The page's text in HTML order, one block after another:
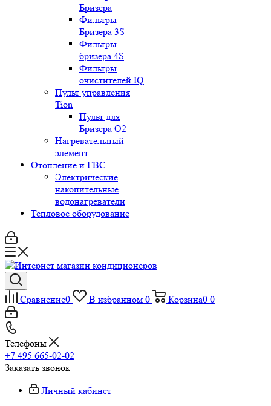
Бризера
Фильтры
Бризера 3S
Фильтры
бризера 4S
Фильтры
очистителей IQ
Пульт управления
Tion
Пульт для
Бризера O2
Нагревательный
элемент
Отопление и ГВС
Электрические
накопительные
водонагреватели
Тепловое оборудование
Сравнение0 В избранном 0 Корзина0 0
Телефоны
+7 495 665-02-02
Заказать звонок
Личный кабинет